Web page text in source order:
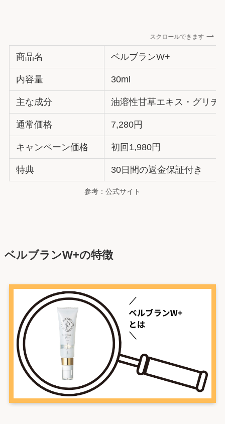
スクロールできます
商品名 ベルブランW+
内容量 30ml
主な成分 油溶性甘草エキス・グリチ
通常価格 7,280円
キャンペーン価格 初回1,980円
特典 30日間の返金保証付き
参考：公式サイト
ベルブランW+の特徴